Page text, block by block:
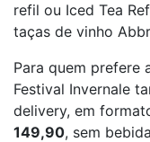
refil ou Iced Tea
taças de vinho
Para quem prefere
Festival Invernale
delivery, em
149,90, sem